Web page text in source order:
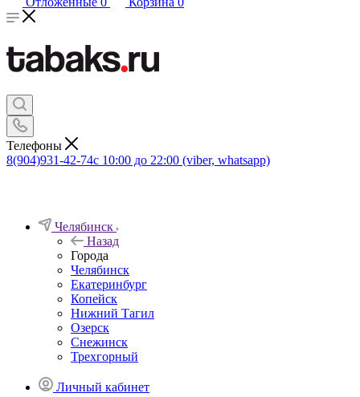
Телефоны
8(904)931-42-74с 10:00 до 22:00 (viber, whatsapp)
Челябинск
Назад
Города
Челябинск
Екатеринбург
Копейск
Нижний Тагил
Озерск
Снежинск
Трехгорный
Личный кабинет